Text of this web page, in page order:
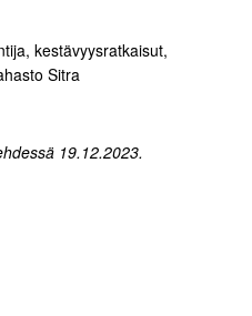
kestävyysratkaisut,
Sitra
19.12.2023.